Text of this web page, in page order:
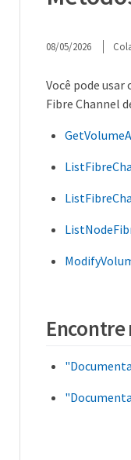
08/05/2026
Você pode
Fibre Channel